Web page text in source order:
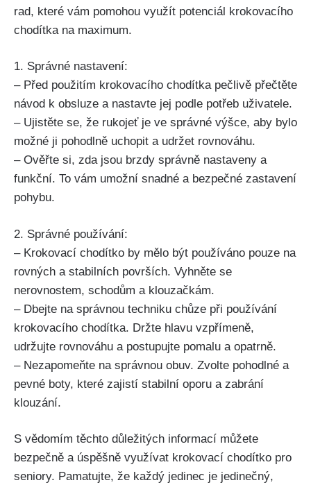
rad, které vám pomohou využít potenciál krokovacího
chodítka na maximum.
1. Správné nastavení:
– Před použitím krokovacího chodítka pečlivě přečtěte
návod k obsluze a nastavte jej podle potřeb uživatele.
– Ujistěte se, že rukojeť je ve správné výšce, aby bylo
možné ji pohodlně uchopit a udržet rovnováhu.
– Ověřte si, zda jsou brzdy správně nastaveny a
funkční. To vám umožní snadné a bezpečné zastavení
pohybu.
2. Správné používání:
– Krokovací chodítko by mělo být používáno pouze na
rovných a stabilních površích. Vyhněte se
nerovnostem, schodům a klouzačkám.
– Dbejte na správnou techniku chůze při používání
krokovacího chodítka. Držte hlavu vzpřímeně,
udržujte rovnováhu a postupujte pomalu a opatrně.
– Nezapomeňte na správnou obuv. Zvolte pohodlné a
pevné boty, které zajistí stabilní oporu a zabrání
klouzání.
S vědomím těchto důležitých informací můžete
bezpečně a úspěšně využívat krokovací chodítko pro
seniory. Pamatujte, že každý jedinec je jedinečný,